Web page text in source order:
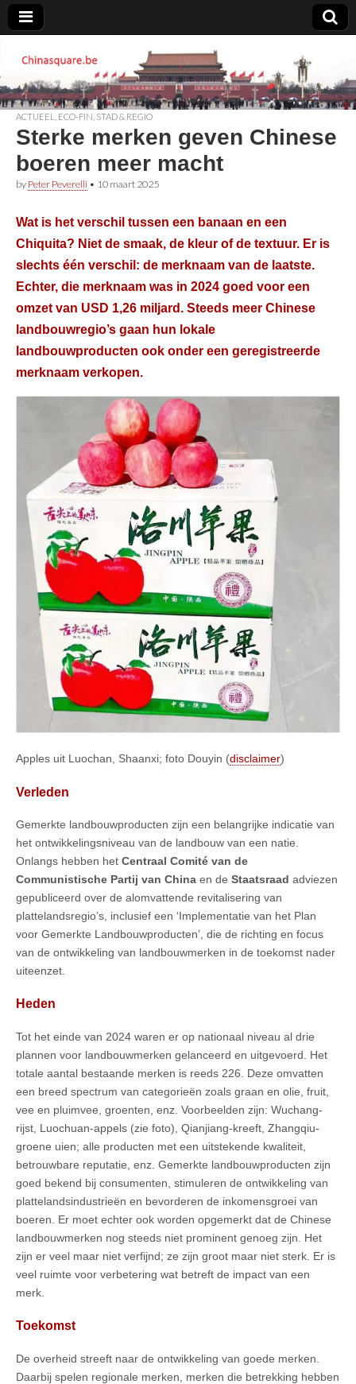
Chinasquare.be
ACTUEEL ECO-FIN STAD & REGIO
Sterke merken geven Chinese
boeren meer macht
by Peter Peverelli • 10 maart 2025
Wat is het verschil tussen een banaan en een
Chiquita? Niet de smaak, de kleur of de textuur. Er is
slechts één verschil: de merknaam van de laatste.
Echter, die merknaam was in 2024 goed voor een
omzet van USD 1,26 miljard. Steeds meer Chinese
landbouwregio’s gaan hun lokale
landbouwproducten ook onder een geregistreerde
merknaam verkopen.
Apples uit Luochan, Shaanxi; foto Douyin (disclaimer)
Verleden
Gemerkte landbouwproducten zijn een belangrijke indicatie van
het ontwikkelingsniveau van de landbouw van een natie.
Onlangs hebben het Centraal Comité van de
Communistische Partij van China en de Staatsraad adviezen
gepubliceerd over de alomvattende revitalisering van
plattelandsregio’s, inclusief een ‘Implementatie van het Plan
voor Gemerkte Landbouwproducten’, die de richting en focus
van de ontwikkeling van landbouwmerken in de toekomst nader
uiteenzet.
Heden
Tot het einde van 2024 waren er op nationaal niveau al drie
plannen voor landbouwmerken gelanceerd en uitgevoerd. Het
totale aantal bestaande merken is reeds 226. Deze omvatten
een breed spectrum van categorieën zoals graan en olie, fruit,
vee en pluimvee, groenten, enz. Voorbeelden zijn: Wuchang-
rijst, Luochuan-appels (zie foto), Qianjiang-kreeft, Zhangqiu-
groene uien; alle producten met een uitstekende kwaliteit,
betrouwbare reputatie, enz. Gemerkte landbouwproducten zijn
goed bekend bij consumenten, stimuleren de ontwikkeling van
plattelandsindustrieën en bevorderen de inkomensgroei van
boeren. Er moet echter ook worden opgemerkt dat de Chinese
landbouwmerken nog steeds niet prominent genoeg zijn. Het
zijn er veel maar niet verfijnd; ze zijn groot maar niet sterk. Er is
veel ruimte voor verbetering wat betreft de impact van een
merk.
Toekomst
De overheid streeft naar de ontwikkeling van goede merken.
Daarbij spelen regionale merken, merken die betrekking hebben